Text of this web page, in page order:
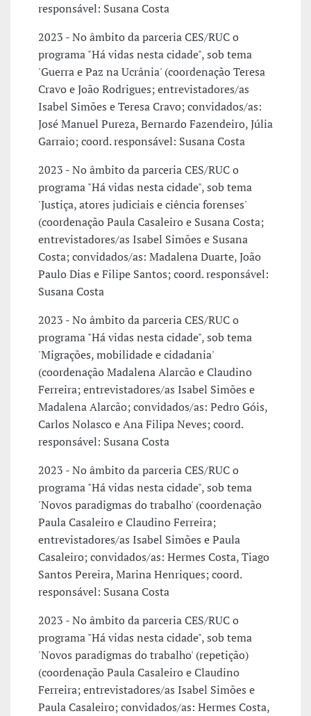
responsável: Susana Costa
2023 - No âmbito da parceria CES/RUC o
programa "Há vidas nesta cidade", sob tema
'Guerra e Paz na Ucrânia' (coordenação Teresa
Cravo e João Rodrigues; entrevistadores/as
Isabel Simões e Teresa Cravo; convidados/as:
José Manuel Pureza, Bernardo Fazendeiro, Júlia
Garraio; coord. responsável: Susana Costa
2023 - No âmbito da parceria CES/RUC o
programa "Há vidas nesta cidade", sob tema
'Justiça, atores judiciais e ciência forenses'
(coordenação Paula Casaleiro e Susana Costa;
entrevistadores/as Isabel Simões e Susana
Costa; convidados/as: Madalena Duarte, João
Paulo Dias e Filipe Santos; coord. responsável:
Susana Costa
2023 - No âmbito da parceria CES/RUC o
programa "Há vidas nesta cidade", sob tema
'Migrações, mobilidade e cidadania'
(coordenação Madalena Alarcão e Claudino
Ferreira; entrevistadores/as Isabel Simões e
Madalena Alarcão; convidados/as: Pedro Góis,
Carlos Nolasco e Ana Filipa Neves; coord.
responsável: Susana Costa
2023 - No âmbito da parceria CES/RUC o
programa "Há vidas nesta cidade", sob tema
'Novos paradigmas do trabalho' (coordenação
Paula Casaleiro e Claudino Ferreira;
entrevistadores/as Isabel Simões e Paula
Casaleiro; convidados/as: Hermes Costa, Tiago
Santos Pereira, Marina Henriques; coord.
responsável: Susana Costa
2023 - No âmbito da parceria CES/RUC o
programa "Há vidas nesta cidade", sob tema
'Novos paradigmas do trabalho' (repetição)
(coordenação Paula Casaleiro e Claudino
Ferreira; entrevistadores/as Isabel Simões e
Paula Casaleiro; convidados/as: Hermes Costa,